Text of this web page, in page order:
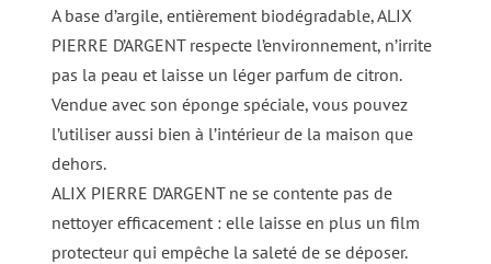
A base d’argile, entièrement biodégradable, ALIX
PIERRE D’ARGENT respecte l’environnement, n’irrite
pas la peau et laisse un léger parfum de citron.
Vendue avec son éponge spéciale, vous pouvez
l’utiliser aussi bien à l’intérieur de la maison que
dehors.
ALIX PIERRE D’ARGENT ne se contente pas de
nettoyer efficacement : elle laisse en plus un film
protecteur qui empêche la saleté de se déposer.